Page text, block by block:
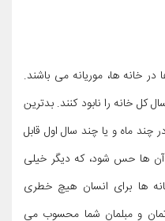
خانه ها، موریانه می باشند.
خانه را نابود کنند. بدترین
ماه و یا چند سال اول قابل
ها حس شود، که دیگر خیلی
ها برای انسان هیچ خطری
و مبلمان شما محسوب می